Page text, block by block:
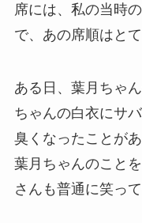
席には、私の当時
で、あの席順はと
ある日、葉月ちゃ
ちゃんの白衣にサ
臭くなったことが
葉月ちゃんのこと
さんも普通に笑って